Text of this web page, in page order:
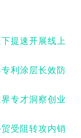
提速开展线上
利涂层长效防
专才洞察创业
受阻转攻内销